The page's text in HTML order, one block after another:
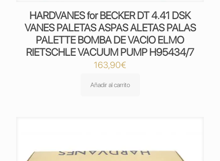
HARDVANES for BECKER DT 4.41 DSK
VANES PALETAS ASPAS ALETAS PALAS
PALETTE BOMBA DE VACIO ELMO
RIETSCHLE VACUUM PUMP H95434/7
163,90€
Añadir al carrito